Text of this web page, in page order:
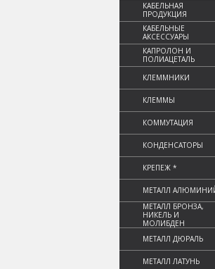
КАБЕЛЬНАЯ
ПРОДУКЦИЯ
КАБЕЛЬНЫЕ
АКСЕССУАРЫ
КАПРОЛОН И
ПОЛИАЦЕТАЛЬ
КЛЕММНИКИ
КЛЕММЫ
КОММУТАЦИЯ
КОНДЕНСАТОРЫ
КРЕПЕЖ *
МЕТАЛЛ
МЕТАЛЛ БРОНЗА,
НИКЕЛЬ И
МОЛИБДЕН
МЕТАЛЛ ДЮРАЛЬ
МЕТАЛЛ ЛАТУНЬ